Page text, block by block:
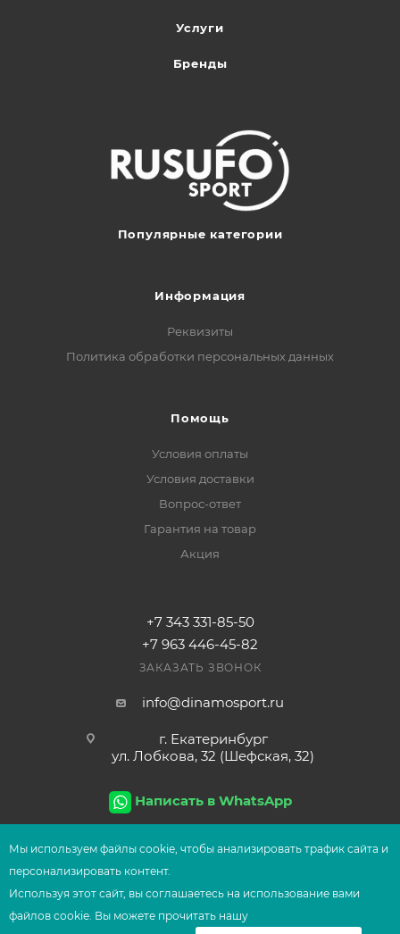
В КОРЗИНУ
Услуги
Бренды
Популярные категории
Информация
Реквизиты
Политика обработки персональных данных
Помощь
Условия оплаты
Условия доставки
Вопрос-ответ
Гарантия на товар
Акция
+7 343 331-85-50
+7 963 446-45-82
ЗАКАЗАТЬ ЗВОНОК
info@dinamosport.ru
г. Екатеринбург
ул. Лобкова, 32 (Шефская, 32)
Написать в WhatsApp
2026© Сеть магазинов UFOsport
Мы используем файлы сооkіе, чтобы анализировать трафик сайта и
персонализировать контент.
Используя этот сайт, вы соглашаетесь на использование вами
файлов сооkіе. Вы можете прочитать нашу